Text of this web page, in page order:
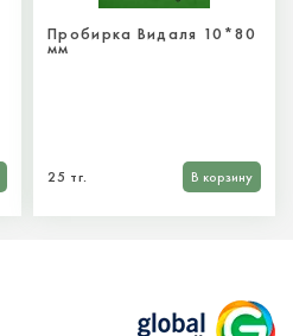
Пробирка Видаля 10*80
мм
25 тг. В корзину